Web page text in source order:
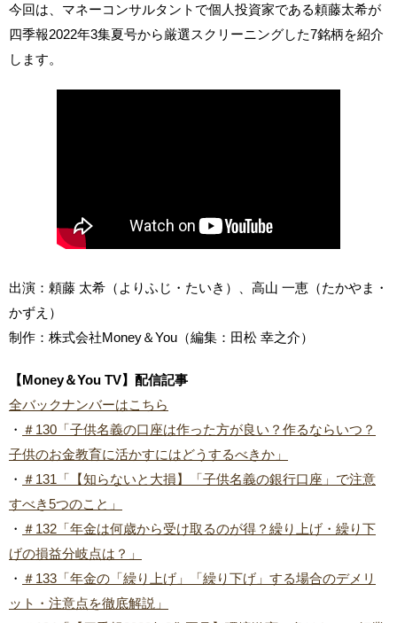
今回は、マネーコンサルタントで個人投資家である頼藤太希が
四季報2022年3集夏号から厳選スクリーニングした7銘柄を紹介
します。
出演：頼藤 太希（よりふじ・たいき）、高山 一恵（たかやま・
かずえ）
制作：株式会社Money＆You（編集：田松 幸之介）
【Money＆You TV】配信記事
全バックナンバーはこちら
・ ＃130「子供名義の口座は作った方が良い？作るならいつ？
子供のお金教育に活かすにはどうするべきか」
・ ＃131「【知らないと大損】「子供名義の銀行口座」で注意
すべき5つのこと」
・ ＃132「年金は何歳から受け取るのが得？繰り上げ・繰り下
げの損益分岐点は？」
・ ＃133「年金の「繰り上げ」「繰り下げ」する場合のデメリ
ット・注意点を徹底解説」